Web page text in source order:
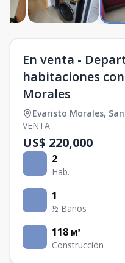
En venta -
habitaciones
Morales
Evaristo Morales,
VENTA
US$ 220,000
2
Hab.
1
½ Baños
118 M²
Construcción